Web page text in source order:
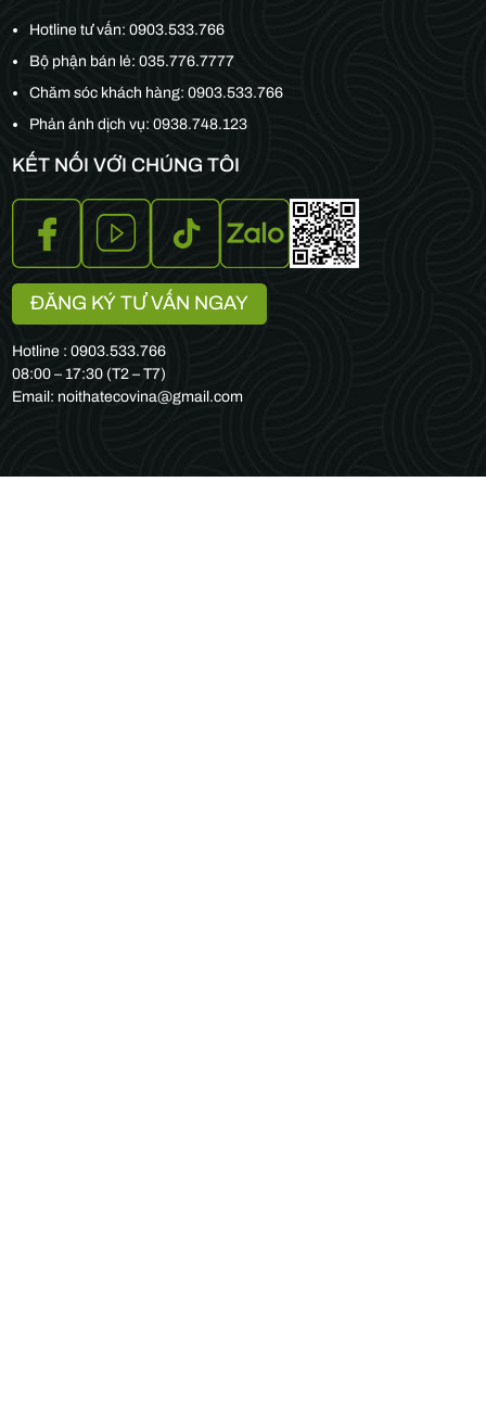
Hotline tư vấn:0903.533.766
Bộ phận bán lẻ:035.776.7777
Chăm sóc khách hàng:0903.533.766
Phản ánh dịch vụ: 0938.748.123
KẾT NỐI VỚI CHÚNG TÔI
ĐĂNG KÝ TƯ VẤN NGAY
Hotline : 0903.533.766
08:00 – 17:30 (T2 – T7)
Email: noithatecovina@gmail.com